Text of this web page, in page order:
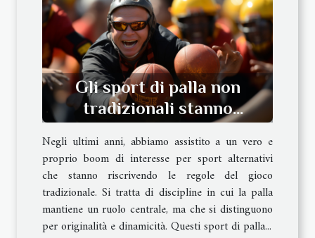
Gli sport di palla non
tradizionali stanno
prendendo piede
Negli ultimi anni, abbiamo assistito a un vero e
proprio boom di interesse per sport alternativi
che stanno riscrivendo le regole del gioco
tradizionale. Si tratta di discipline in cui la palla
mantiene un ruolo centrale, ma che si distinguono
per originalità e dinamicità. Questi sport di palla...